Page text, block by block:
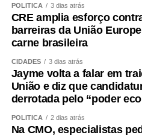
emergência. Contamos com
protocolos bem estabelecidos
atender desde casos clínicos
complexidade, como
especializadas. Os resultados
demonstram que estamos
eficiência”, concluiu.
COMENTE ABAIXO:
POLÍTICA 3 dias atrás
CRE amplia esforço
barreiras da União
carne brasileira
CIDADES 3 dias atrás
Jayme volta a falar em
União e diz que
derrotada pelo “poder
POLÍTICA 2 dias atrás
Na CMO, especialistas